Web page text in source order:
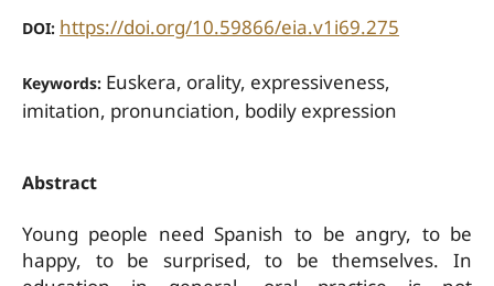
DOI: https://doi.org/10.59866/eia.v1i69.275
Keywords: Euskera, orality, expressiveness,
imitation, pronunciation, bodily expression
Abstract
Young people need Spanish to be angry, to be
happy, to be surprised, to be themselves. In